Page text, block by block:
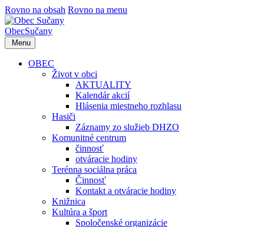
Rovno na obsah Rovno na menu
ObecSučany
Menu
OBEC
Život v obci
AKTUALITY
Kalendár akcií
Hlásenia miestneho rozhlasu
Hasiči
Záznamy zo služieb DHZO
Komunitné centrum
činnosť
otváracie hodiny
Terénna sociálna práca
Činnosť
Kontakt a otváracie hodiny
Knižnica
Kultúra a šport
Spoločenské organizácie